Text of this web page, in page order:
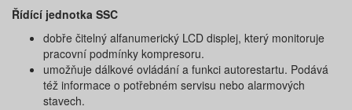
Řídící jednotka SSC
dobře čitelný alfanumerický LCD displej, který monitoruje
pracovní podmínky kompresoru.
umožňuje dálkové ovládání a funkci autorestartu. Podává
též informace o potřebném servisu nebo alarmových
stavech.